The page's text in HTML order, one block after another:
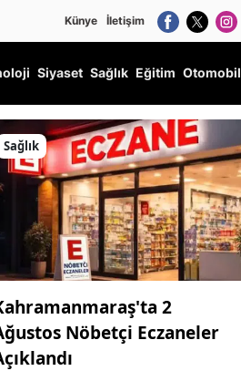
Künye İletişim
Siyaset Sağlık Eğitim Otomobil
Sağlık
2
Nöbetçi Eczaneler